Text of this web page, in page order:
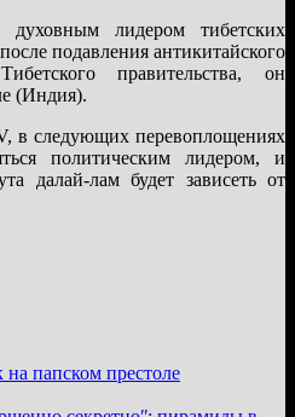
лидером тибетских
подавления антикитайского
правительства, он
(Индия).
следующих перевоплощениях
политическим лидером, и
далай-лам будет зависеть от
папском престоле